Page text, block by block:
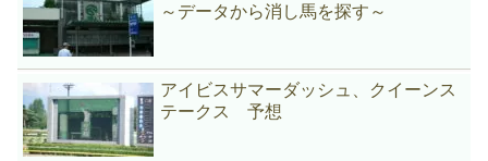
～データから消し馬を探す～
アイビスサマーダッシュ、クイーンス
テークス 予想